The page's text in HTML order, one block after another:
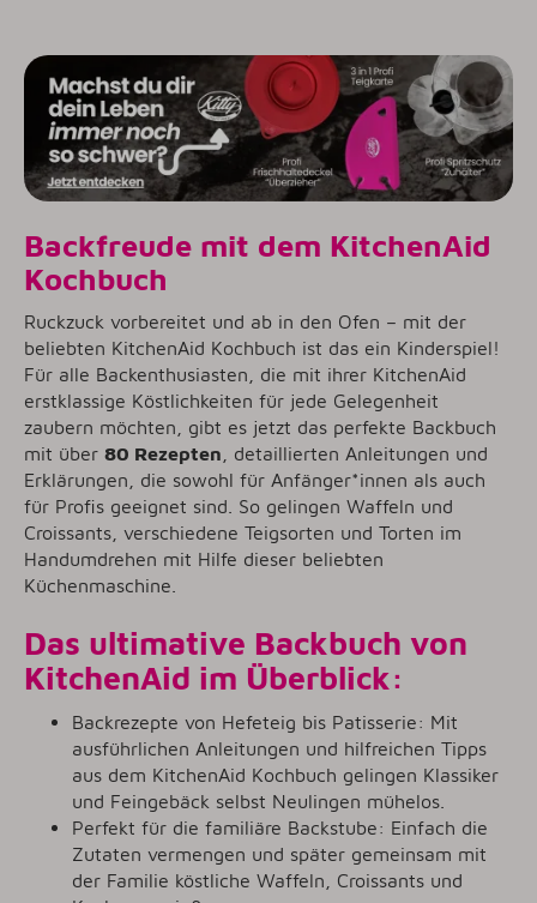
Backfreude mit dem KitchenAid
Kochbuch
Ruckzuck vorbereitet und ab in den Ofen – mit der
beliebten KitchenAid Kochbuch ist das ein Kinderspiel!
Für alle Backenthusiasten, die mit ihrer KitchenAid
erstklassige Köstlichkeiten für jede Gelegenheit
zaubern möchten, gibt es jetzt das perfekte Backbuch
mit über 80 Rezepten , detaillierten Anleitungen und
Erklärungen, die sowohl für Anfänger*innen als auch
für Profis geeignet sind. So gelingen Waffeln und
Croissants, verschiedene Teigsorten und Torten im
Handumdrehen mit Hilfe dieser beliebten
Küchenmaschine.
Das ultimative Backbuch von
KitchenAid im Überblick:
Backrezepte von Hefeteig bis Patisserie: Mit
ausführlichen Anleitungen und hilfreichen Tipps
aus dem KitchenAid Kochbuch gelingen Klassiker
und Feingebäck selbst Neulingen mühelos.
Perfekt für die familiäre Backstube: Einfach die
Zutaten vermengen und später gemeinsam mit
der Familie köstliche Waffeln, Croissants und